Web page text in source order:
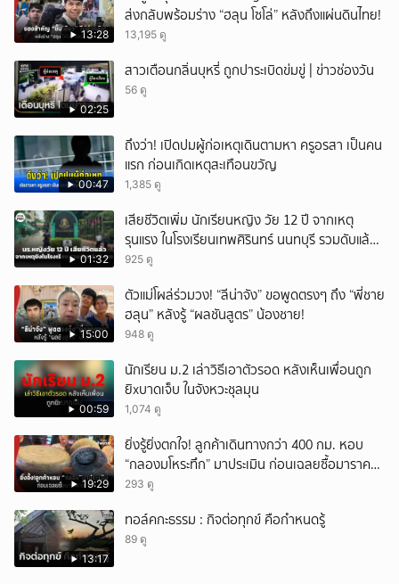
13:28
ส่งกลับพร้อมร่าง “ฮลุน โซโล่” หลังถึงแผ่นดินไทย!
13,195 ดู
02:25
สาวเตือนกลิ่นบุหรี่ ถูกปาระเบิดข่มขู่ | ข่าวช่องวัน
56 ดู
00:47
ถึงว่า! เปิดปมผู้ก่อเหตุเดินตามหา ครูอรสา เป็นคน
แรก ก่อนเกิดเหตุสะเทือนขวัญ
1,385 ดู
01:32
เสียชีวิตเพิ่ม นักเรียนหญิง วัย 12 ปี จากเหตุ
รุนแรง ในโรงเรียนเทพศิรินทร์ นนทบุรี รวมดับแล้ว
9 ราย
925 ดู
15:00
ตัวแม่โผล่ร่วมวง! “ลีน่าจัง” ขอพูดตรงๆ ถึง “พี่ชาย
ฮลุน” หลังรู้ “ผลชันสูตร” น้องชาย!
948 ดู
00:59
นักเรียน ม.2 เล่าวิธีเอาตัวรอด หลังเห็นเพื่อนถูก
ยิxบาดเจ็บ ในจังหวะชุลมุน
1,074 ดู
19:29
ยิ่งรู้ยิ่งตกใจ! ลูกค้าเดินทางกว่า 400 กม. หอบ
“กลองมโหระทึก” มาประเมิน ก่อนเฉลยซื้อมาราคา
เท่าไหร่?
293 ดู
13:17
ทอล์คกะธรรม : กิจต่อทุกข์ คือกำหนดรู้
89 ดู